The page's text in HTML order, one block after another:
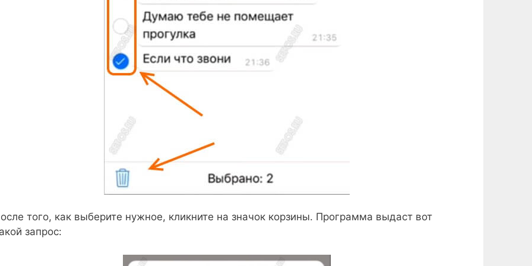
того, как выберите нужное, кликните на значок корзины. Программа выдаст вот
запрос: